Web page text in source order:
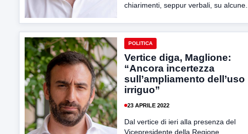
chiarimenti, seppur verbali, su alcune...
POLITICA
Vertice diga, Maglione:
“Ancora incertezza
sull’ampliamento dell’uso
irriguo”
23 APRILE 2022
Dal vertice di ieri alla presenza del
Vicepresidente della Regione